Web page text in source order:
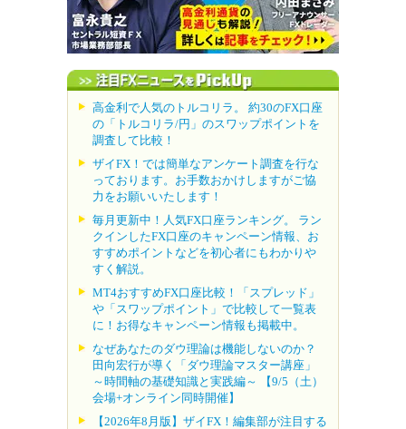
高金利で人気のトルコリラ。 約30のFX口座
の「トルコリラ/円」のスワップポイントを
調査して比較！
ザイFX！では簡単なアンケート調査を行な
っております。お手数おかけしますがご協
力をお願いいたします！
毎月更新中！人気FX口座ランキング。 ラン
クインしたFX口座のキャンペーン情報、お
すすめポイントなどを初心者にもわかりや
すく解説。
MT4おすすめFX口座比較！「スプレッド」
や「スワップポイント」で比較して一覧表
に！お得なキャンペーン情報も掲載中。
なぜあなたのダウ理論は機能しないのか？
田向宏行が導く「ダウ理論マスター講座」
～時間軸の基礎知識と実践編～ 【9/5（土）
会場+オンライン同時開催】
【2026年8月版】ザイFX！編集部が注目する